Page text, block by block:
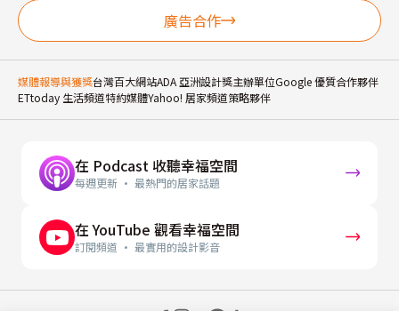
廣告合作
媒體報導與獲獎台灣百大網站ADA 亞洲設計獎主辦單位Google 優質合作夥伴
ETtoday 生活頻道特約媒體Yahoo! 居家頻道策略夥伴
在 Podcast 收聽幸福空間
每週更新 · 最熱門的居家話題
在 YouTube 觀看幸福空間
訂閱頻道 · 最實用的設計影音